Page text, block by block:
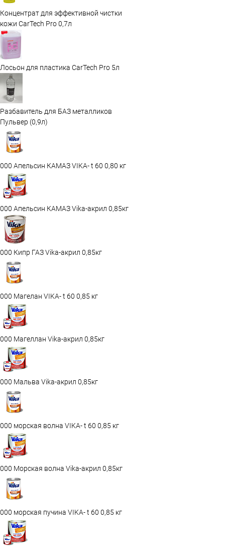
Концентрат для эффективной чистки
кожи CarTech Pro 0,7л
Лосьон для пластика CarTech Pro 5л
Разбавитель для БАЗ металликов
Пульвер (0,9л)
000 Апельсин КАМАЗ VIKA- t 60 0,80 кг
000 Апельсин КАМАЗ Vika-акрил 0,85кг
000 Кипр ГАЗ Vika-акрил 0,85кг
000 Магелан VIKA- t 60 0,85 кг
000 Магеллан Vika-акрил 0,85кг
000 Мальва Vika-акрил 0,85кг
000 морская волна VIKA- t 60 0,85 кг
000 Морская волна Vika-акрил 0,85кг
000 морская пучина VIKA- t 60 0,85 кг